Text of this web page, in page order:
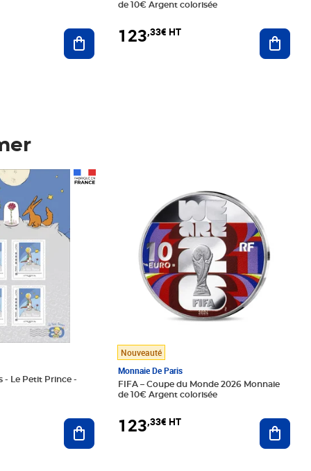
Ajouter au panier
de 10€ Argent colorisée
123,33€ HT
- Le Petit Prince -
Ajouter au panier
Nouveauté
Monnaie De Paris
FIFA – Coupe du Monde 2026 Monnaie
de 10€ Argent colorisée
123,33€ HT